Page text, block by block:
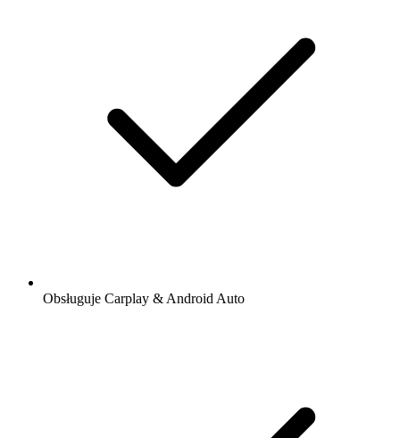
Obsługuje Carplay & Android Auto